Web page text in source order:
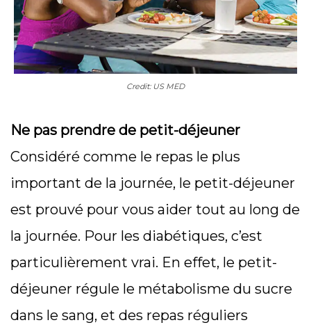
Credit: US MED
Ne pas prendre de petit-déjeuner
Considéré comme le repas le plus
important de la journée, le petit-déjeuner
est prouvé pour vous aider tout au long de
la journée. Pour les diabétiques, c’est
particulièrement vrai. En effet, le petit-
déjeuner régule le métabolisme du sucre
dans le sang, et des repas réguliers